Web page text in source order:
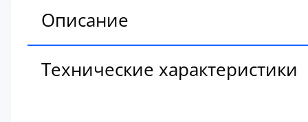
Описание
Технические характеристики